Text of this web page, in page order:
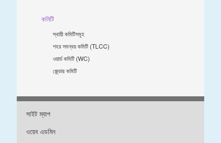
কমিটি
স্থায়ী কমিটিসমূহ
শহর সমন্বয় কমিটি (TLCC)
ওয়ার্ড কমিটি (WC)
জে্ন্ডার কমিটি
সাইট ম্যাপ
ওয়েব এডমিন